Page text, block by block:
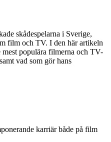
skådespelarna i Sverige,
film och TV. I den här artikeln
populära filmerna och TV-
vad som gör hans
karriär både på film